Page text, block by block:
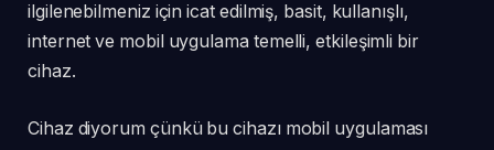
ilgilenebilmeniz için icat edilmiş, basit, kullanışlı,
internet ve mobil uygulama temelli, etkileşimli bir
cihaz.
Cihaz diyorum çünkü bu cihazı mobil uygulaması